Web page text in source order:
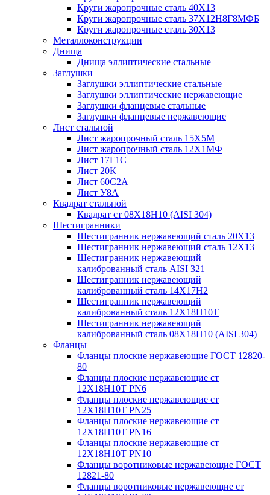
Круги жаропрочные сталь 40Х13
Круги жаропрочные сталь 37Х12Н8Г8МФБ
Круги жаропрочные сталь 30Х13
Металлоконструкции
Днища
Днища эллиптические стальные
Заглушки
Заглушки эллиптические стальные
Заглушки эллиптические нержавеющие
Заглушки фланцевые стальные
Заглушки фланцевые нержавеющие
Лист стальной
Лист жаропрочный сталь 15Х5М
Лист жаропрочный сталь 12Х1МФ
Лист 17Г1С
Лист 20К
Лист 60С2А
Лист У8А
Квадрат стальной
Квадрат ст 08Х18Н10 (AISI 304)
Шестигранники
Шестигранник нержавеющий сталь 20Х13
Шестигранник нержавеющий сталь 12Х13
Шестигранник нержавеющий
калиброванный сталь AISI 321
Шестигранник нержавеющий
калиброванный сталь 14Х17Н2
Шестигранник нержавеющий
калиброванный сталь 12Х18Н10Т
Шестигранник нержавеющий
калиброванный сталь 08Х18Н10 (AISI 304)
Фланцы
Фланцы плоские нержавеющие ГОСТ 12820-
80
Фланцы плоские нержавеющие ст
12Х18Н10Т PN6
Фланцы плоские нержавеющие ст
12Х18Н10Т PN25
Фланцы плоские нержавеющие ст
12Х18Н10Т PN16
Фланцы плоские нержавеющие ст
12Х18Н10Т PN10
Фланцы воротниковые нержавеющие ГОСТ
12821-80
Фланцы воротниковые нержавеющие ст